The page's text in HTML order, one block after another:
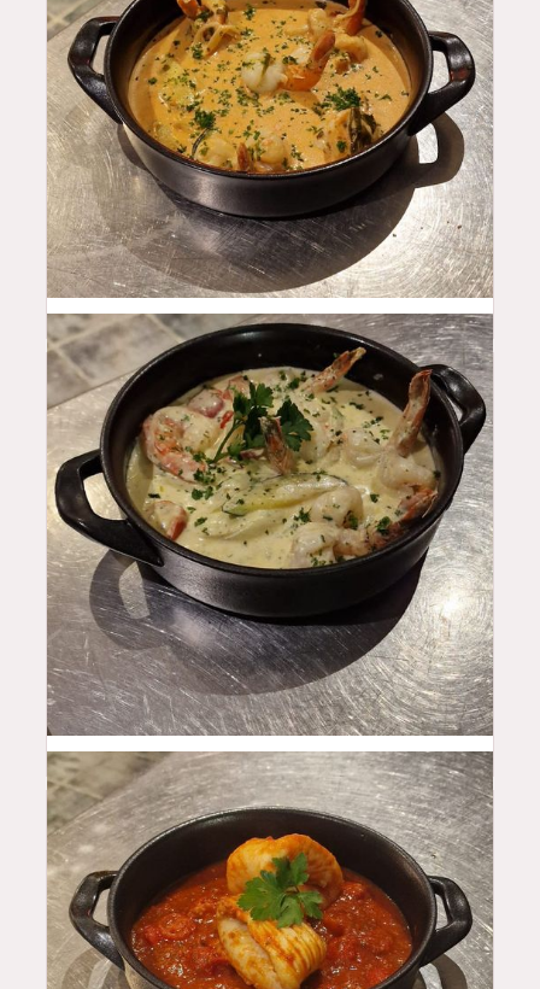
$ 19.5
$ 18.5